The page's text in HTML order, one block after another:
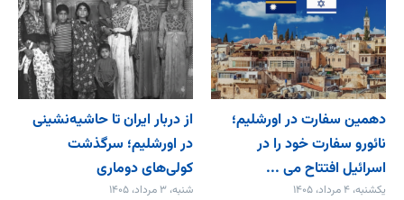
دهمین سفارت در اورشلیم؛
نائورو سفارت خود را در
اسرائیل افتتاح می‌ ...
یکشنبه، ۴ مرداد، ۱۴۰۵
از دربار ایران تا حاشیه‌نشینی
در اورشلیم؛ سرگذشت
کولی‌های دوماری
شنبه، ۳ مرداد، ۱۴۰۵